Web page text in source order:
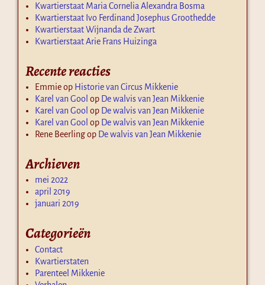
Kwartierstaat Maria Cornelia Alexandra Bosma
Kwartierstaat Ivo Ferdinand Josephus Groothedde
Kwartierstaat Wijnanda de Zwart
Kwartierstaat Arie Frans Huizinga
Recente reacties
Emmieop Historie van Circus Mikkenie
Karel van Gool op De walvis van Jean Mikkenie
Karel van Gool op De walvis van Jean Mikkenie
Karel van Gool op De walvis van Jean Mikkenie
Rene Beerlingop De walvis van Jean Mikkenie
Archieven
mei 2022
april 2019
januari 2019
Categorieën
Contact
Kwartierstaten
Parenteel Mikkenie